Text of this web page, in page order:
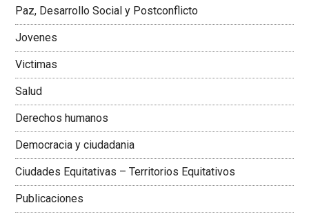
Paz, Desarrollo Social y Postconflicto
Jovenes
Victimas
Salud
Derechos humanos
Democracia y ciudadania
Ciudades Equitativas – Territorios Equitativos
Publicaciones